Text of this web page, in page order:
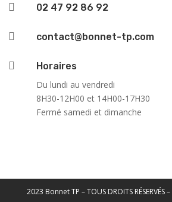
 02 47 92 86 92
 contact@bonnet-tp.com

Horaires
Du lundi au vendredi
8H30-12H00 et 14H00-17H30
Fermé samedi et dimanche
2023 Bonnet TP – TOUS DROITS RÉSERVÉS –